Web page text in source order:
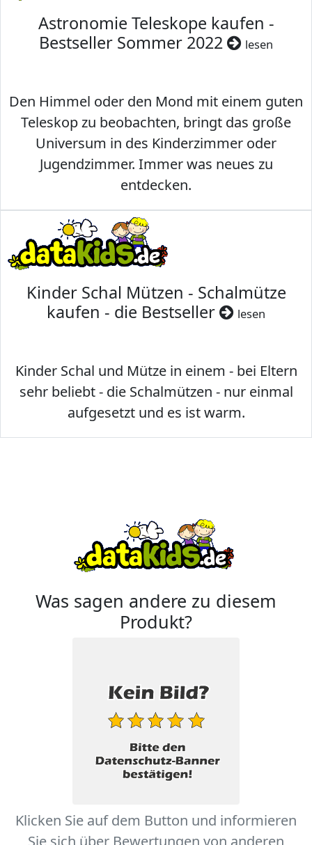
Astronomie Teleskope kaufen -
Bestseller Sommer 2022
lesen
Den Himmel oder den Mond mit einem guten
Teleskop zu beobachten, bringt das große
Universum in des Kinderzimmer oder
Jugendzimmer. Immer was neues zu
entdecken.
Kinder Schal Mützen - Schalmütze
kaufen - die Bestseller
lesen
Kinder Schal und Mütze in einem - bei Eltern
sehr beliebt - die Schalmützen - nur einmal
aufgesetzt und es ist warm.
Was sagen andere zu diesem
Produkt?
Klicken Sie auf dem Button und informieren